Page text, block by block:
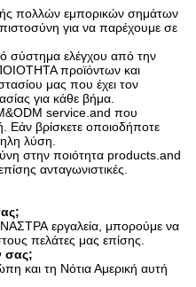
πολλών εμπορικών σημάτων
για να παρέχουμε σε
σύστημα ελέγχου από την
προϊόντων και
μας που έχει τον
για κάθε βήμα.
service.and που
Εάν βρίσκετε οποιοδήποτε
λύση.
στην ποιότητα products.and
ανταγωνιστικές.
εργαλεία, μπορούμε να
πελάτες μας επίσης.
σας;
και τη Νότια Αμερική αυτή